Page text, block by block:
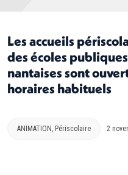
Les accueils
des écoles publiques
nantaises sont
horaires habituels
ANIMATION, Périscolaire 2